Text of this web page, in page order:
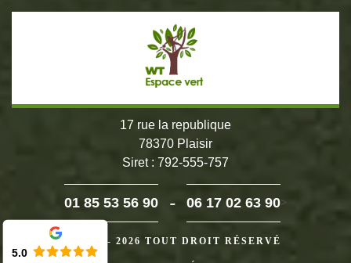
17 rue la republique
78370 Plaisir
Siret : 792-555-757
01 85 53 56 90 - 06 17 02 63 90>
©2024 - 2026 TOUT DROIT RÉSERVÉ
5.0